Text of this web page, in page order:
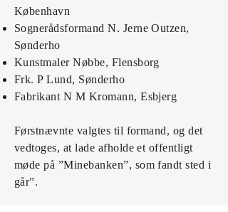
København
Sognerådsformand N. Jerne Outzen,
Sønderho
Kunstmaler Nøbbe, Flensborg
Frk. P Lund, Sønderho
Fabrikant N M Kromann, Esbjerg
Førstnævnte valgtes til formand, og det
vedtoges, at lade afholde et offentligt
møde på ”Minebanken”, som fandt sted i
går”.